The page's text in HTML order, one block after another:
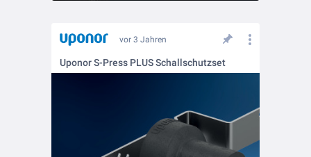
vor 3 Jahren
Uponor S-Press PLUS Schallschutzset